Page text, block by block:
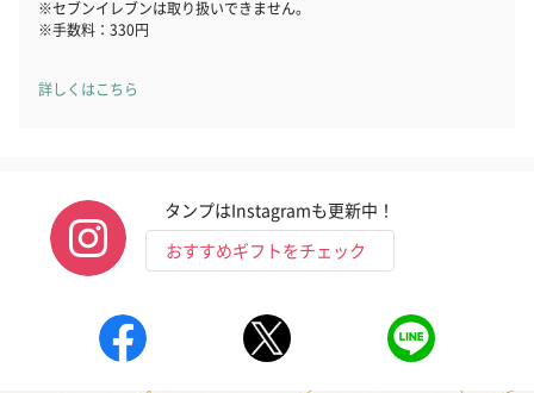
※セブンイレブンは取り扱いできません。
※手数料：330円
詳しくはこちら
タンプはInstagramも更新中！
おすすめギフトをチェック